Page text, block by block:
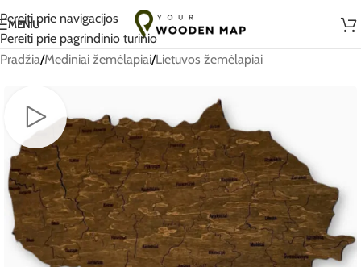
Pereiti prie navigacijos
Pereiti prie pagrindinio turinio
Rankų darbo su meile Lietuvoje
MENIU
Pradžia/Mediniai žemėlapiai/Lietuvos žemėlapiai